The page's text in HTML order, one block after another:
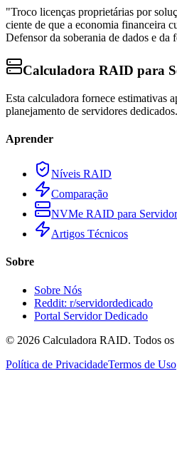
"Troco licenças proprietárias por
ciente de que a economia financeira
Defensor da soberania de dados e da
Calculadora RAID para
Esta calculadora fornece estimativas
planejamento de servidores dedicados.
Aprender
Níveis RAID
Comparação
NVMe RAID para
Artigos Técnicos
Sobre
Sobre Nós
Reddit: r/servidordedicado
Portal Servidor Dedicado
© 2026 Calculadora RAID. Todos os
Política de PrivacidadeTermos de Uso